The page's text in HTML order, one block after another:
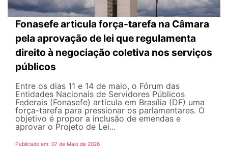
Fonasefe articula força-tarefa na Câmara
pela aprovação de lei que regulamenta
direito à negociação coletiva nos serviços
públicos
Entre os dias 11 e 14 de maio, o Fórum das
Entidades Nacionais de Servidores Públicos
Federais (Fonasefe) articula em Brasília (DF) uma
força-tarefa para pressionar os parlamentares. O
objetivo é propor a inclusão de emendas e
aprovar o Projeto de Lei...
Publicado em: 07 de Maio de 2026